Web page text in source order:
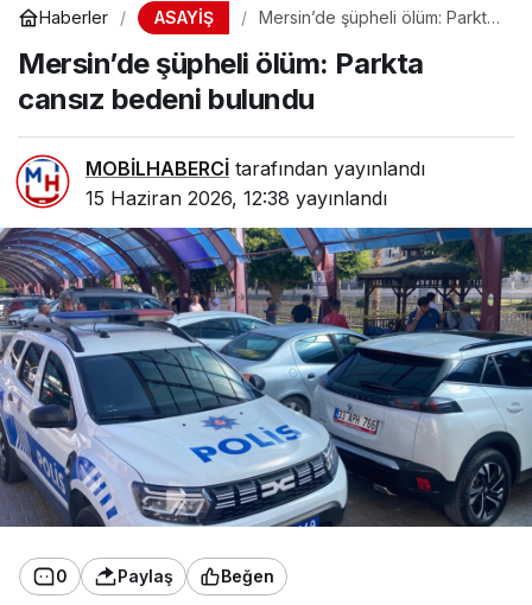
Haberler ASAYİŞ
Mersin’de şüpheli ölüm: Parkta
Mersin’de şüpheli ölüm: Parkta
cansız bedeni bulundu
MOBİLHABERCİ tarafından yayınlandı
15 Haziran 2026, 12:38 yayınlandı
0 Paylaş Beğen